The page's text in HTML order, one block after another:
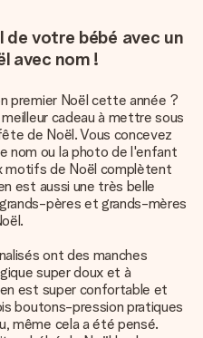
de votre bébé avec un
avec nom !
premier Noël cette année ?
cadeau à mettre sous
de Noël. Vous concevez
nom ou la photo de l'enfant
motifs de Noël complètent
est aussi une très belle
pères et grands-mères
ont des manches
super doux et à
est super confortable et
boutons-pression pratiques
même cela a été pensé.